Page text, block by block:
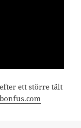
ett större tält
bonfus.com